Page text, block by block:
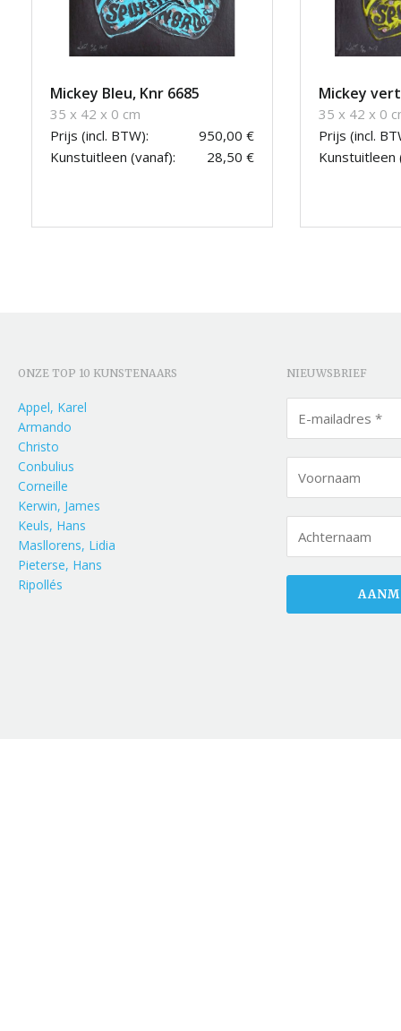
Mickey Bleu, Knr 6685
35 x 42 x 0 cm
Prijs (incl. BTW):
950,00 €
Kunstuitleen (vanaf):
28,50 €
Mickey
35 x 42 x 0
Prijs (incl.
Kunstuitleen
ONZE TOP 10 KUNSTENAARS
Appel, Karel
Armando
Christo
Conbulius
Corneille
Kerwin, James
Keuls, Hans
Masllorens, Lidia
Pieterse, Hans
Ripollés
NIEUWSBRIEF